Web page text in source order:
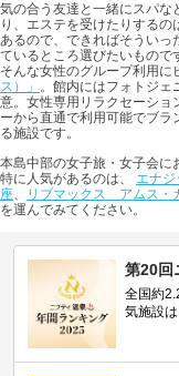
気の合う友達と一緒にスパな
り、エステを受けたりする
あるので、できればそういっ
ているところ選びたいもので
そんな女性のグループ利用に
ス）」 。館内にはフォトジェ
意。女性専用リラクセーショ
ーから直通で利用可能でブラ
る施設です。
本島中部の女子旅・女子会に
特に人気があるのは、 エナ
座、 リブマックス アムス・
を運んでみてください。
第20回
全国約
気施設